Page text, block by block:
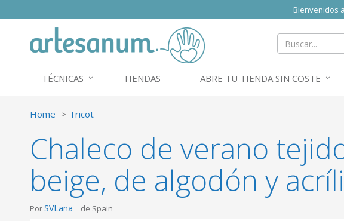
Bienvenidos
TÉCNICAS TIENDAS ABRE TU TIENDA SIN COSTE
Home Tricot
Chaleco de verano
beige, de algodón y
PorSVLana de Spain